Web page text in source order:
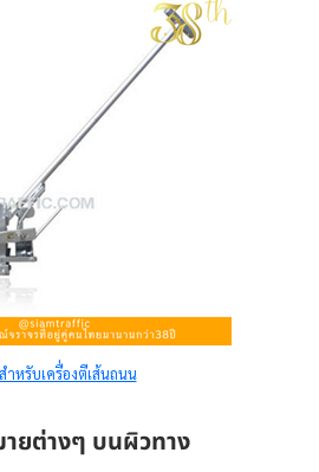
ำหรับเครื่องตีเส้นถนน
ายต่างๆ บนผิวทาง